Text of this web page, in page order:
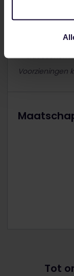
Restaurant/
Voorzieningen
Tot